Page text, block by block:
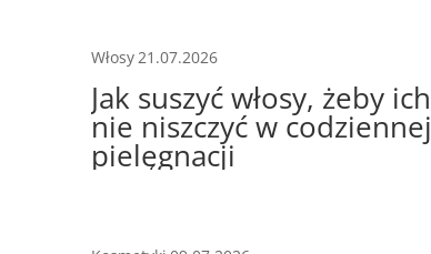
Włosy21.07.2026
Jak suszyć włosy, żeby ich
nie niszczyć w codziennej
pielęgnacji